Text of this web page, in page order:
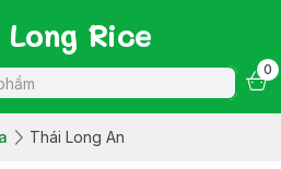
Rice
0
Thái Long An